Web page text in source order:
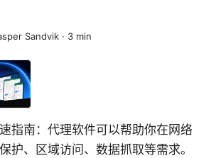
Sandvik · 3 min
指南：代理软件可以帮助你在网络
护、区域访问、数据抓取等需求。